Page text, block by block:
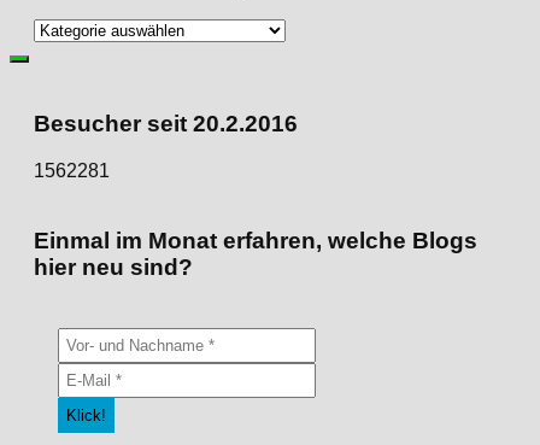
Direkt
Besucher seit 20.2.2016
1562281
Einmal im Monat erfahren, welche Blogs
hier neu sind?